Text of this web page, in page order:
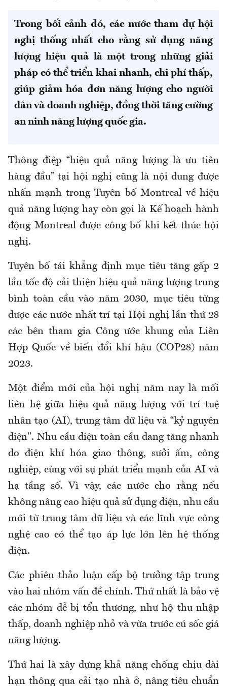
Trong bối cảnh đó, các nước tham dự hội
nghị thống nhất cho rằng sử dụng năng
lượng hiệu quả là một trong những giải
pháp có thể triển khai nhanh, chi phí thấp,
giúp giảm hóa đơn năng lượng cho người
dân và doanh nghiệp, đồng thời tăng cường
an ninh năng lượng quốc gia.
Thông điệp “hiệu quả năng lượng là ưu tiên
hàng đầu” tại hội nghị cũng là nội dung được
nhấn mạnh trong Tuyên bố Montreal về hiệu
quả năng lượng hay còn gọi là Kế hoạch hành
động Montreal được công bố khi kết thúc hội
nghị.
Tuyên bố tái khẳng định mục tiêu tăng gấp 2
lần tốc độ cải thiện hiệu quả năng lượng trung
bình toàn cầu vào năm 2030, mục tiêu từng
được các nước nhất trí tại Hội nghị lần thứ 28
các bên tham gia Công ước khung của Liên
Hợp Quốc về biến đổi khí hậu (COP28) năm
2023.
Một điểm mới của hội nghị năm nay là mối
liên hệ giữa hiệu quả năng lượng với trí tuệ
nhân tạo (AI), trung tâm dữ liệu và “kỷ nguyên
điện". Nhu cầu điện toàn cầu đang tăng nhanh
do điện khí hóa giao thông, sưởi ấm, công
nghiệp, cùng với sự phát triển mạnh của AI và
hạ tầng số. Vì vậy, các nước cho rằng nếu
không nâng cao hiệu quả sử dụng điện, nhu cầu
mới từ trung tâm dữ liệu và các lĩnh vực công
nghệ cao có thể tạo áp lực lớn lên hệ thống
điện.
Các phiên thảo luận cấp bộ trưởng tập trung
vào hai nhóm vấn đề chính. Thứ nhất là bảo vệ
các nhóm dễ bị tổn thương, như hộ thu nhập
thấp, doanh nghiệp nhỏ và vừa trước cú sốc giá
năng lượng.
Thứ hai là xây dựng khả năng chống chịu dài
hạn thông qua cải tạo nhà ở, nâng tiêu chuẩn